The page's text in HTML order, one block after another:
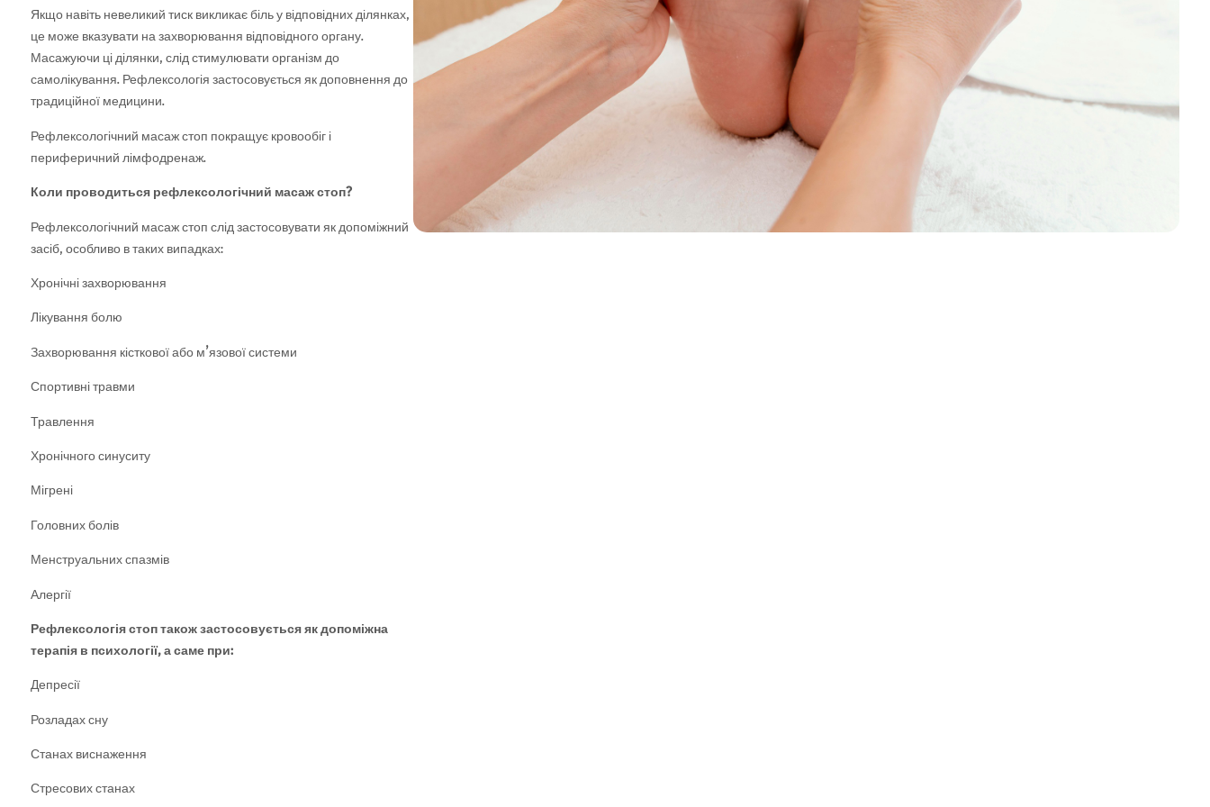
Якщо навіть невеликий тиск викликає біль у відповідних ділянках,
це може вказувати на захворювання відповідного органу.
Масажуючи ці ділянки, слід стимулювати організм до
самолікування. Рефлексологія застосовується як доповнення до
традиційної медицини.
Рефлексологічний масаж стоп покращує кровообіг і
периферичний лімфодренаж.
Коли проводиться рефлексологічний масаж стоп?
Рефлексологічний масаж стоп слід застосовувати як допоміжний
засіб, особливо в таких випадках:
Хронічні захворювання
Лікування болю
Захворювання кісткової або м’язової системи
Спортивні травми
Травлення
Хронічного синуситу
Мігрені
Головних болів
Менструальних спазмів
Алергії
Рефлексологія стоп також застосовується як допоміжна
терапія в психології, а саме при:
Депресії
Розладах сну
Станах виснаження
Стресових станах